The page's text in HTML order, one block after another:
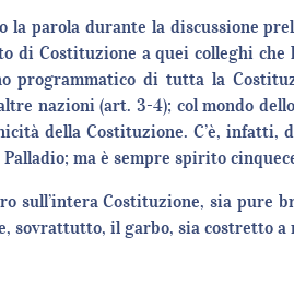
la parola durante la discussione
di Costituzione a quei colleghi
programmatico di tutta la
nazioni (art. 3-4); col mondo
della Costituzione. C’è,
ma è sempre spirito
sull’intera Costituzione, sia pure
sovrattutto, il garbo, sia costretto a